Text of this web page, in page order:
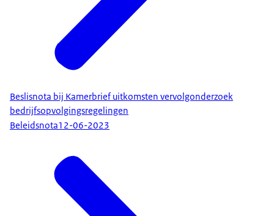
Beslisnota bij Kamerbrief uitkomsten vervolgonderzoek
bedrijfsopvolgingsregelingen
Beleidsnota12-06-2023